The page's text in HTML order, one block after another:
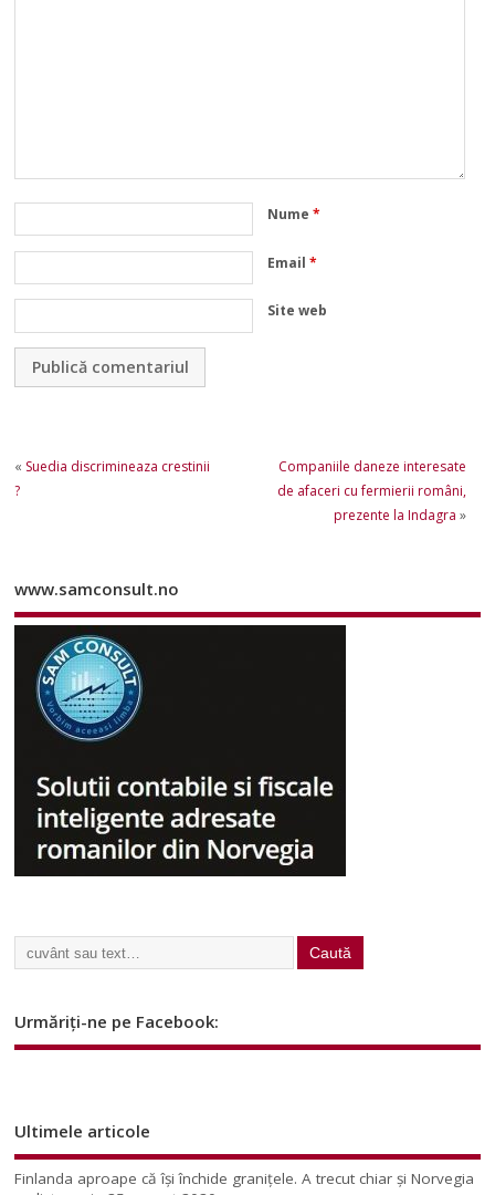
Nume*
Email*
Site web
« Suedia discrimineaza crestinii
?
Companiile daneze interesate
de afaceri cu fermierii români,
prezente la Indagra »
www.samconsult.no
Urmăriți-ne pe Facebook:
Ultimele articole
Finlanda aproape că își închide granițele. A trecut chiar și Norvegia